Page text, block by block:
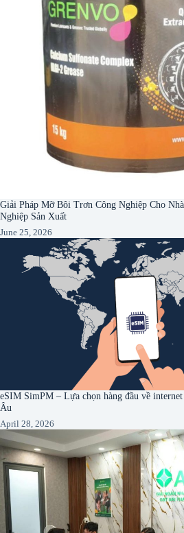
Giải Pháp Mỡ Bôi Trơn Công Nghiệp Cho
Nghiệp Sản Xuất
June 25, 2026
eSIM SimPM – Lựa chọn hàng đầu về
Âu
April 28, 2026